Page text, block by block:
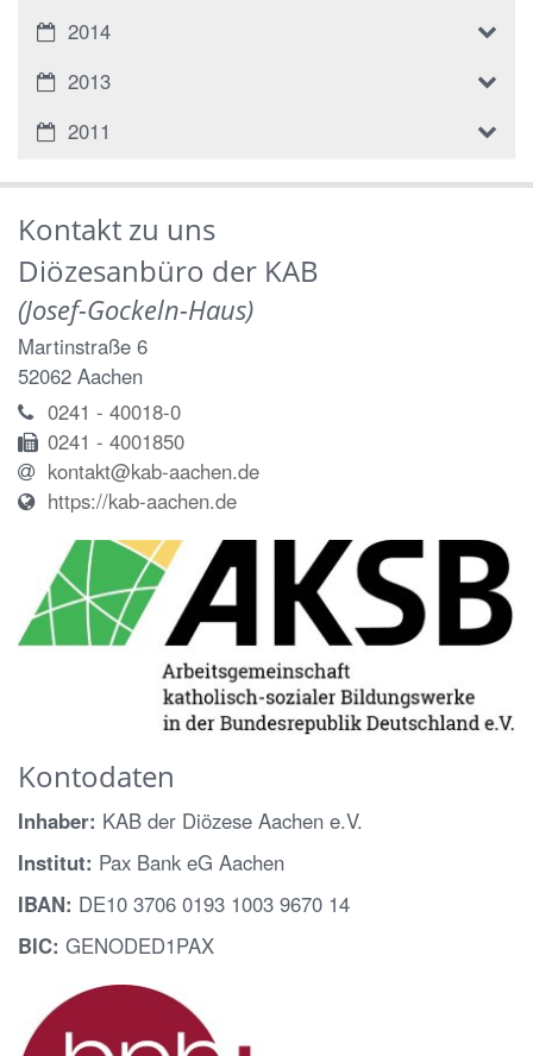
2014
2013
2011
Kontakt zu uns
Diözesanbüro der KAB
(Josef-Gockeln-Haus)
Martinstraße 6
52062 Aachen
0241 - 40018-0
0241 - 4001850
kontakt@kab-aachen.de
https://kab-aachen.de
Kontodaten
Inhaber: KAB der Diözese Aachen e.V.
Institut: Pax Bank eG Aachen
IBAN: DE10 3706 0193 1003 9670 14
BIC: GENODED1PAX